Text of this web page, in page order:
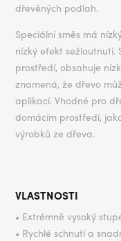
dřevěných podlah.
Speciální směs má
nízký efekt sežloutnutí.
prostředí, obsahuje
znamená, že dřevo
aplikací. Vhodné pro
domácím prostředí,
výrobků ze dřeva.
VLASTNOSTI
• Extrémně vysoký
• Rychlé schnutí a